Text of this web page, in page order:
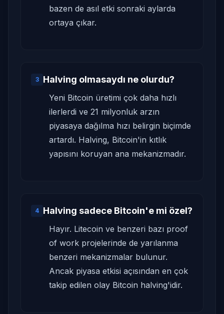
bazen de asıl etki sonraki aylarda
ortaya çıkar.
3 Halving olmasaydı ne olurdu?
Yeni Bitcoin üretimi çok daha hızlı
ilerlerdi ve 21 milyonluk arzın
piyasaya dağılma hızı belirgin biçimde
artardı. Halving, Bitcoin'in kıtlık
yapısını koruyan ana mekanizmadır.
4 Halving sadece Bitcoin'e mi özel?
Hayır. Litecoin ve benzeri bazı proof
of work projelerinde de yarılanma
benzeri mekanizmalar bulunur.
Ancak piyasa etkisi açısından en çok
takip edilen olay Bitcoin halving'idir.